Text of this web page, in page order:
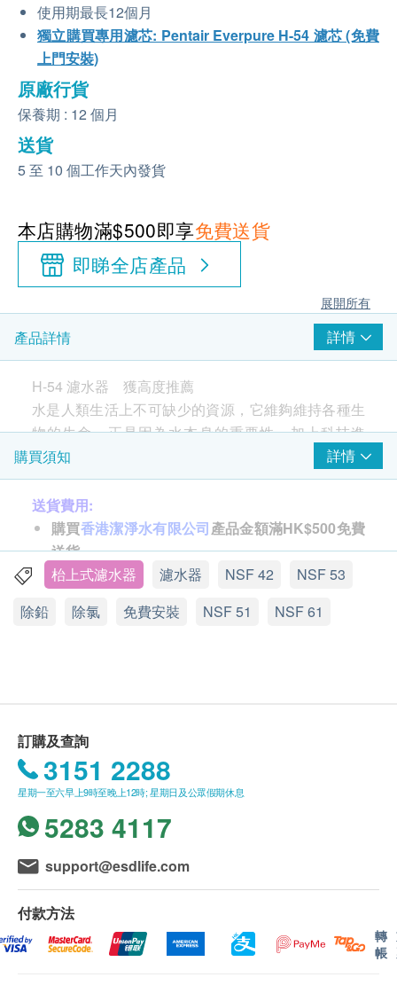
使用期最長12個月
獨立購買專用濾芯: Pentair Everpure H-54 濾芯 (免費
上門安裝)
原廠行貨
保養期 : 12 個月
送貨
5 至 10 個工作天內發貨
本店購物滿$500即享免費送貨
即睇全店產品
展開所有
產品詳情 詳情
H-54 濾水器 獲高度推薦
水是人類生活上不可缺少的資源，它維夠維持各種生
物的生命。正是因為水本身的重要性，加上科技進
步，人們開始研究如何令飲用食水變得健康，甚至使
用不同的濾水器和淨水器，確保食水安全。
美國Everpure正是濾水器專家，它創立於1933年，致
力提供優質飲用及水質處理設備產品，Everpure濾芯
和濾水器產品，暢銷世界120多國擁有無數知名用
戶，全港九成餐飲業及學校指定採用，信心保證。
Everpure H54 主要功能
6倍加強除鉛功能
改良的Micro-Pure II 濾料可抑制細菌增長
獨有石灰質抑制配方內含食用級複磷酸鹽
（Polyhosphate），可抑制礦物質在水中結聚，預
Precoat高精度過濾技術可以去除以及小至0.5微米
的顆粒，隔除如孢子之類的健康影響污染物
符合NSF/ANSI 42及53世界第一級飲用水
購買須知 詳情
送貨費用:
購買香港潔淨水有限公司產品金額滿HK$500免費
送貨。
訂單金額不足HK$500顧客需支付運費HK$35。
送貨時間:
因資訊不足無法配送的滯留訂單將會被配送方保留，
直至配送方聯絡香港潔淨水有限公司。香港潔淨水有
限公司將會以電子郵件的形式通知用戶，請回覆信箱
中的郵件或聯繫客服人員。逾期5日未能得到回覆的
訂單香港潔淨水有限公司將安排返回倉庫及退款。
送貨地區:
香港島、九龍、新界及離島：大嶼山地區（東涌／愉
景灣／赤臘角／香港迪士尼／馬灣)
澳門、香港島商業區、九龍商業區、新界商業區及離
枱上式濾水器 濾水器 NSF 42
NSF 53
除鉛
除氯 免費安裝 NSF 51 NSF 61
訂購及查詢
3151 2288
星期一至六早上9時至晚上12時; 星期日及公眾假期休息
5283 4117
support@esdlife.com
付款方法
轉
帳